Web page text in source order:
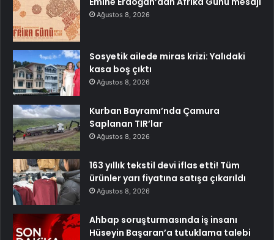
Ağustos 8, 2026
Sosyetik ailede miras krizi: Yalıdaki
kasa boş çıktı
Ağustos 8, 2026
Kurban Bayramı’nda Çamura
Saplanan TIR’lar
Ağustos 8, 2026
163 yıllık tekstil devi iflas etti! Tüm
ürünler yarı fiyatına satışa çıkarıldı
Ağustos 8, 2026
Ahbap soruşturmasında iş insanı
Hüseyin Başaran’a tutuklama talebi